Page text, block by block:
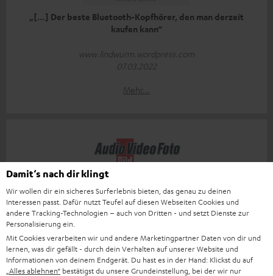
„[…] Der beste Bluetooth-Kopfhörer, den man derzeit
kaufen kann“
www.lindwurm.wordpress.com
07.03.2022
Mehr...
„… erfreuen mit angenehmem Klang und ordentlichem
Bass.“
03/2022
Mehr...
Damit‘s nach dir klingt
Wir wollen dir ein sicheres Surferlebnis bieten, das genau zu deinen
Interessen passt. Dafür nutzt Teufel auf diesen Webseiten Cookies und
andere Tracking-Technologien – auch von Dritten - und setzt Dienste zur
Personalisierung ein.
Mit Cookies verarbeiten wir und andere Marketingpartner Daten von dir und
lernen, was dir gefällt - durch dein Verhalten auf unserer Website und
Informationen von deinem Endgerät. Du hast es in der Hand: Klickst du auf
„Alles ablehnen“ bestätigst du unsere Grundeinstellung, bei der wir nur